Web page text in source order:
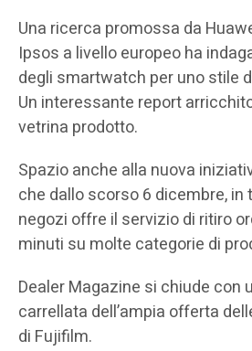
Una ricerca promossa da
Ipsos a livello europeo ha
degli smartwatch per uno stile
Un interessante report
vetrina prodotto.
Spazio anche alla nuova
che dallo scorso 6 dicembre, in
negozi offre il servizio di ritiro
minuti su molte categorie di
Dealer Magazine si chiude con
carrellata dell’ampia offerta
di Fujifilm.